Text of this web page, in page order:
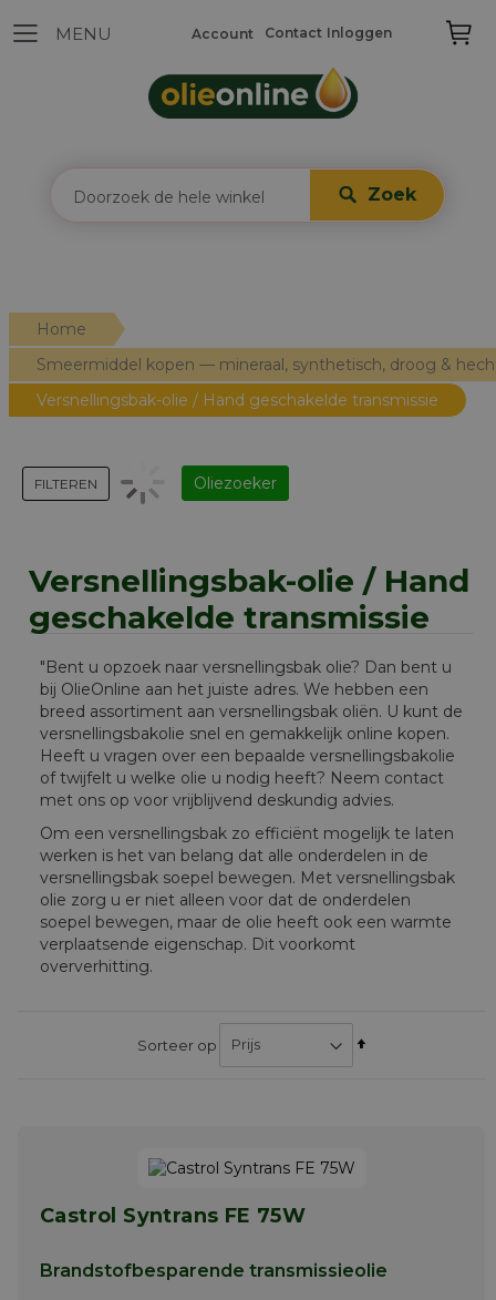
Zoek
Contact Inloggen
Account
Home
Smeermiddel kopen — mineraal, synthetisch, droog &
Versnellingsbak-olie / Hand geschakelde transmissie
Versnellingsbak-olie / Hand
geschakelde transmissie
"Bent u opzoek naar versnellingsbak olie? Dan bent u
bij OlieOnline aan het juiste adres. We hebben een
breed assortiment aan versnellingsbak oliën. U kunt de
versnellingsbakolie snel en gemakkelijk online kopen.
Heeft u vragen over een bepaalde versnellingsbakolie
of twijfelt u welke olie u nodig heeft? Neem contact
met ons op voor vrijblijvend deskundig advies.
Om een versnellingsbak zo efficiënt mogelijk te laten
werken is het van belang dat alle onderdelen in de
versnellingsbak soepel bewegen. Met versnellingsbak
olie zorg u er niet alleen voor dat de onderdelen
soepel bewegen, maar de olie heeft ook een warmte
verplaatsende eigenschap. Dit voorkomt
oververhitting.
Sorteer op
Van
Castrol Syntrans FE 75W
Brandstofbesparende transmissieolie
FILTEREN Oliezoeker